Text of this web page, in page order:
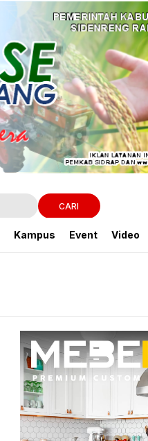
CARI
Kampus Event Video